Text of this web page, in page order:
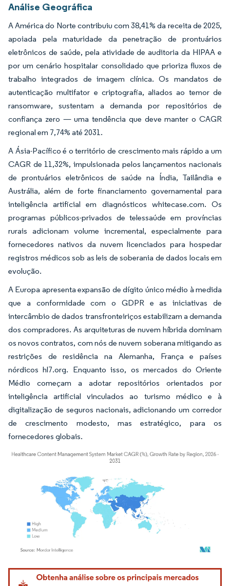
Análise Geográfica
A América do Norte contribuiu com 38,41% da receita de 2025,
apoiada pela maturidade da penetração de prontuários
eletrônicos de saúde, pela atividade de auditoria da HIPAA e
por um cenário hospitalar consolidado que prioriza fluxos de
trabalho integrados de imagem clínica. Os mandatos de
autenticação multifator e criptografia, aliados ao temor de
ransomware, sustentam a demanda por repositórios de
confiança zero — uma tendência que deve manter o CAGR
regional em 7,74% até 2031.
A Ásia-Pacífico é o território de crescimento mais rápido a um
CAGR de 11,32%, impulsionada pelos lançamentos nacionais
de prontuários eletrônicos de saúde na Índia, Tailândia e
Austrália, além de forte financiamento governamental para
inteligência artificial em diagnósticos whitecase.com. Os
programas públicos-privados de telessaúde em províncias
rurais adicionam volume incremental, especialmente para
fornecedores nativos da nuvem licenciados para hospedar
registros médicos sob as leis de soberania de dados locais em
evolução.
A Europa apresenta expansão de dígito único médio à medida
que a conformidade com o GDPR e as iniciativas de
intercâmbio de dados transfronteiriços estabilizam a demanda
dos compradores. As arquiteturas de nuvem híbrida dominam
os novos contratos, com nós de nuvem soberana mitigando as
restrições de residência na Alemanha, França e países
nórdicos hl7.org. Enquanto isso, os mercados do Oriente
Médio começam a adotar repositórios orientados por
inteligência artificial vinculados ao turismo médico e à
digitalização de seguros nacionais, adicionando um corredor
de crescimento modesto, mas estratégico, para os
fornecedores globais.
Imagem © Mordor Intelligence. O reuso requer atribuição conforme CC BY 4.0.